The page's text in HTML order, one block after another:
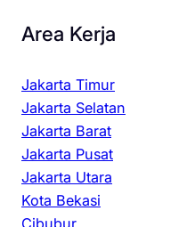
Area Kerja
Jakarta Timur
Jakarta Selatan
Jakarta Barat
Jakarta Pusat
Jakarta Utara
Kota Bekasi